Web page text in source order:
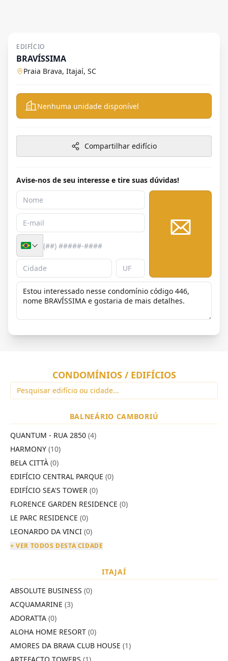
EDIFÍCIO
BRAVÍSSIMA
Praia Brava, Itajaí, SC
Nenhuma unidade disponível
Compartilhar edifício
Avise-nos de seu interesse e tire suas dúvidas!
CONDOMÍNIOS / EDIFÍCIOS
BALNEÁRIO CAMBORIÚ
QUANTUM - RUA 2850 (4)
HARMONY (10)
BELA CITTÀ (0)
EDIFÍCIO CENTRAL PARQUE (0)
EDIFÍCIO SEA'S TOWER (0)
FLORENCE GARDEN RESIDENCE (0)
LE PARC RESIDENCE (0)
LEONARDO DA VINCI (0)
+ VER TODOS DESTA CIDADE
ITAJAÍ
ABSOLUTE BUSINESS (0)
ACQUAMARINE (3)
ADORATTA (0)
ALOHA HOME RESORT (0)
AMORES DA BRAVA CLUB HOUSE (1)